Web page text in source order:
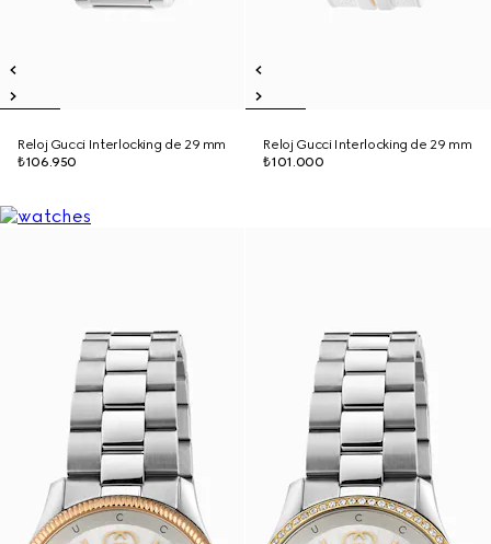
Reloj Gucci Interlocking de 29 mm
₺106.950
Reloj Gucci Interlocking de 29 mm
₺101.000